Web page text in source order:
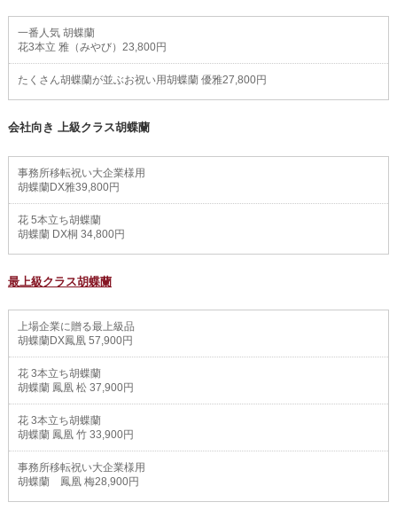
一番人気 胡蝶蘭
花3本立 雅（みやび）23,800円
たくさん胡蝶蘭が並ぶお祝い用胡蝶蘭 優雅27,800円
会社向き 上級クラス胡蝶蘭
事務所移転祝い大企業様用
胡蝶蘭DX雅39,800円
花 5本立ち胡蝶蘭
胡蝶蘭 DX桐 34,800円
最上級クラス胡蝶蘭
上場企業に贈る最上級品
胡蝶蘭DX鳳凰 57,900円
花 3本立ち胡蝶蘭
胡蝶蘭 鳳凰 松 37,900円
花 3本立ち胡蝶蘭
胡蝶蘭 鳳凰 竹 33,900円
事務所移転祝い大企業様用
胡蝶蘭 鳳凰 梅28,900円